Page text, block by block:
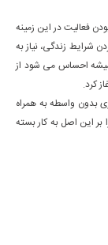
فعالیت در این زمینه
شرایط زندگی، نیاز به
احساس می شود از
بدون واسطه به همراه
این اصل به کار بسته